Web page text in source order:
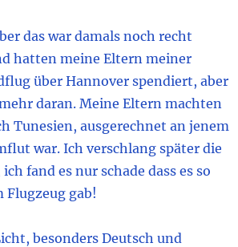
das war damals noch recht
hatten meine Eltern meiner
über Hannover spendiert, aber
daran. Meine Eltern machten
Tunesien, ausgerechnet an jenem
war. Ich verschlang später die
fand es nur schade dass es so
Flugzeug gab!
besonders Deutsch und